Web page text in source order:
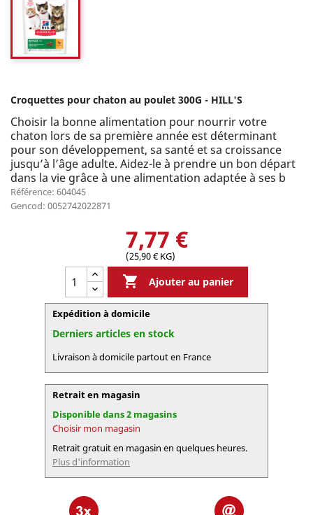
Croquettes pour chaton au poulet 300G - HILL'S
Choisir la bonne alimentation pour nourrir votre
chaton lors de sa première année est déterminant
pour son développement, sa santé et sa croissance
jusqu’à l’âge adulte. Aidez-le à prendre un bon départ
dans la vie grâce à une alimentation adaptée à ses b
Référence: 604045
Gencod: 0052742022871
7,77 €
(25,90 € KG)
 Ajouter au panier
Expédition à domicile
Derniers articles en stock
Livraison à domicile partout en France
Retrait en magasin
Disponible dans 2 magasins
Choisir mon magasin
Retrait gratuit en magasin en quelques heures.
Plus d'information